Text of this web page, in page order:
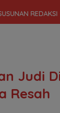
REDAKSI
Judi
Resah